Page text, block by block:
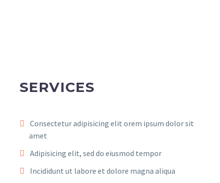
SERVICES
Consectetur adipisicing elit orem ipsum dolor sit
amet
Adipisicing elit, sed do eiusmod tempor
Incididunt ut labore et dolore magna aliqua